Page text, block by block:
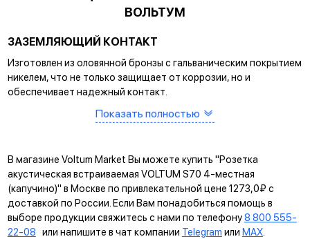
ВОЛЬТУМ
ЗАЗЕМЛЯЮЩИЙ КОНТАКТ
Изготовлен из оловянной бронзы с гальваническим покрытием
никелем, что не только защищает от коррозии, но и
обеспечивает надежный контакт.
САМОЗАЖИМНЫЕ КЛЕММЫ
КРЕПЛЕНИЕ EASY CLICK
Обеспечивает быстрое и легкое соединение механизма с
рамкой. Восемь фиксаторов по периметру нивелируют
неровности стены и надежно удерживают конструкцию.
Показать полностью
В магазине Voltum Market Вы можете купить "Розетка
акустическая встраиваемая VOLTUM S70 4-местная
(капучино)" в Москве по привлекательной цене 1273,0₽ с
доставкой по России. Если Вам понадобиться помощь в
выборе продукции свяжитесь с нами по телефону8 800 555-
22-08 или напишите в чат компании Telegram или MAX.